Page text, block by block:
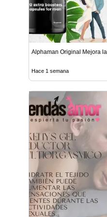
Alphaman Original Mejora
Hace 1 semana